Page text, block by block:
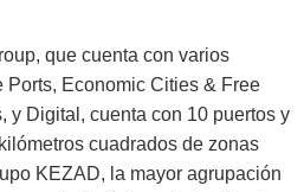
que cuenta con varios
Ports, Economic Cities & Free
y Digital, cuenta con 10 puertos y
cuadrados de zonas
KEZAD, la mayor agrupación